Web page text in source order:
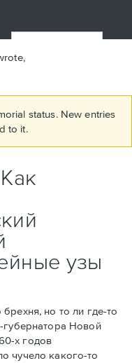
status. New entries
to it.
узы
но то ли где-то
губернатора Новой
х годов
чучело какого-то